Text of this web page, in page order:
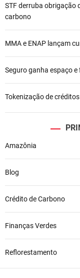
e
P
o
s
t
STF derruba obrigação
carbono
MMA e ENAP lançam
Seguro ganha espaço
Tokenização de
Amazônia
Blog
Crédito de Carbono
Finanças Verdes
Reflorestamento